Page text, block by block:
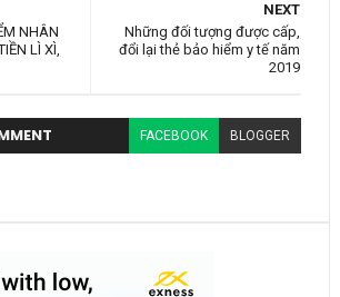
NEXT
Những đối tượng được cấp,
đổi lại thẻ bảo hiểm y tế năm
2019
NHÂN
LÌ XÌ,
FACEBOOK BLOGGER